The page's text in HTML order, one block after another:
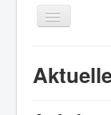
Navigation
an/aus
Aktuelles